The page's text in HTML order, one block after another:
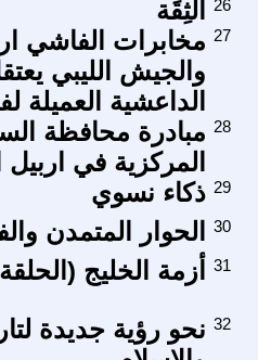
الثِقَة
26
مخابرات الفاشي
والجيش الليبي
الداعشية العميلة
27
مبادرة محافظة
المركزية في اربيل
28
ذكاء نسوي 29
الحوار المتمدن 30
أزمة الخليج 31
نحو رؤية جديدة 32